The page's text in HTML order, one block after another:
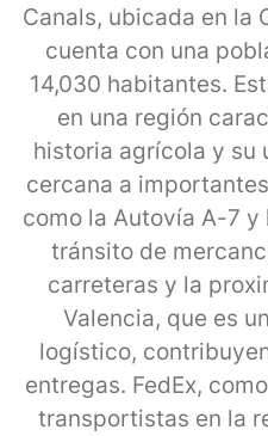
Canals, ubicada en la
cuenta con una
14,030 habitantes.
en una región
historia agrícola y su
cercana a
como la Autovía A-7 y
tránsito de
carreteras y la
Valencia, que es
logístico,
entregas. FedEx,
transportistas en la